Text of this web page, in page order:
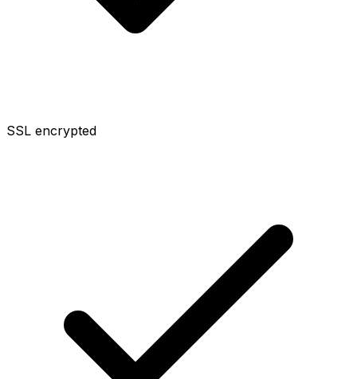
SSL encrypted